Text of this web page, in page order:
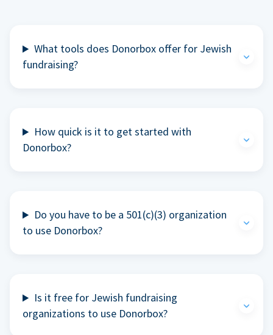
What tools does Donorbox offer for Jewish
fundraising?
How quick is it to get started with
Donorbox?
Do you have to be a 501(c)(3) organization
to use Donorbox?
Is it free for Jewish fundraising
organizations to use Donorbox?